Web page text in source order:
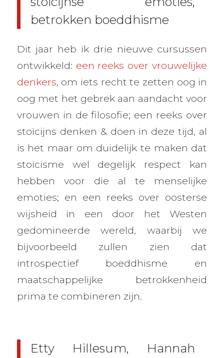
betrokken boeddhisme
Dit jaar heb ik drie nieuwe cursussen
ontwikkeld: een reeks over vrouwelijke
denkers, om iets recht te zetten oog in
oog met het gebrek aan aandacht voor
vrouwen in de filosofie; een reeks over
stoïcijns denken & doen in deze tijd, al
is het maar om duidelijk te maken dat
stoïcisme wel degelijk respect kan
hebben voor die al te menselijke
emoties; en een reeks over oosterse
wijsheid in een door het Westen
gedomineerde wereld, waarbij we
bijvoorbeeld zullen zien dat
introspectief boeddhisme en
maatschappelijke betrokkenheid
prima te combineren zijn.
Etty Hillesum, Hannah